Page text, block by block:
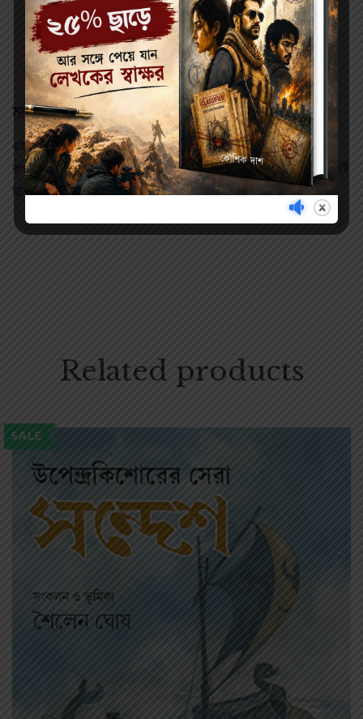
মা ( MAA )
এই উপ্যানাসের ‘ মা ‘ দারিদ্রের নাগপাশে জারিয়ে থাকা এক স্নেহময়ী , পতিব্রতা ,
কল্যানী জননী , দুর্ভাগ্যের করালগ্রাসে যার ভাগ্য ক্রমশই তলিয়ে যাচ্ছে সেই কাহিনী
তুলে ধরা হয়েছে …
Related products
SALE